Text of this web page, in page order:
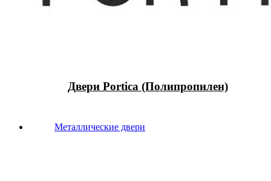
Двери Portica (Полипропилен)
Металлические двери